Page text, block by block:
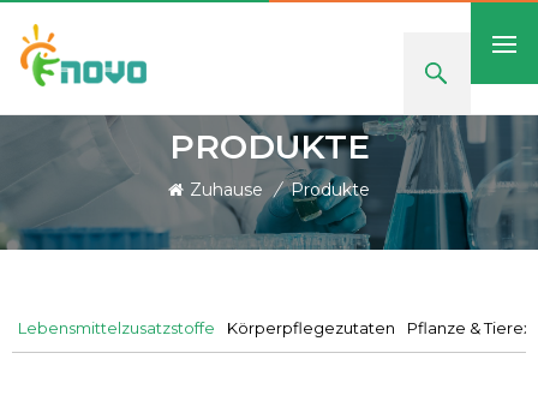
PRODUKTE
Zuhause / Produkte
Lebensmittelzusatzstoffe Körperpflegezutaten Pflanze &